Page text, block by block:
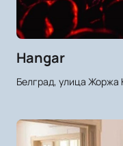
Hangar
Белград, улица Жоржа